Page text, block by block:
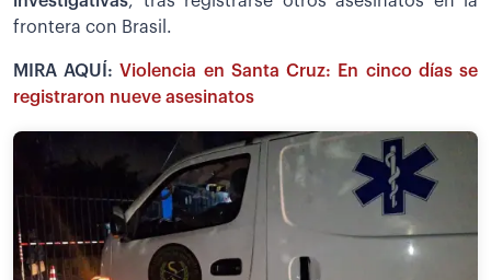
frontera con Brasil.
MIRA AQUÍ:Violencia en Santa Cruz: En cinco días se
registraron nueve asesinatos